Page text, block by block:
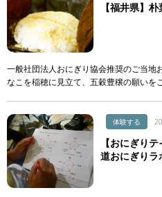
【福井県】
一般社団法人おにぎり協会推奨のご当地
なこを稲穂に見立て、五穀豊穣の願いを
体験する
【おにぎり
道おにぎり